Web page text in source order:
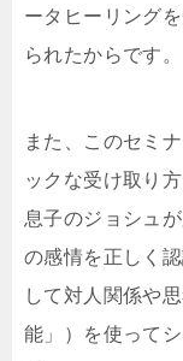
ータヒーリング
られたからです。
また、このセミ
ックな受け取り
息子のジョシュ
の感情を正しく
して対人関係や
能」）を使って